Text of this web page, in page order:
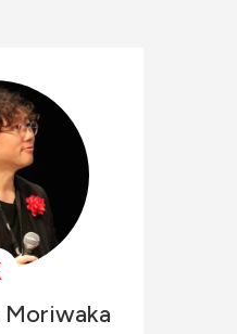
Moriwaka